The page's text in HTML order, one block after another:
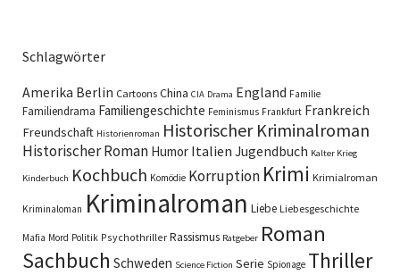
Schlagwörter
Amerika Berlin Cartoons China CIA Drama England Familie
Familiendrama Familiengeschichte Feminismus Frankfurt Frankreich
Freundschaft Historienroman Historischer Kriminalroman
Historischer Roman Humor Italien Jugendbuch Kalter Krieg
Kinderbuch Kochbuch Komödie Korruption Krimi Krimialroman
Kriminaloman Kriminalroman Liebe Liebesgeschichte
Mafia Mord Politik Psychothriller Rassismus Ratgeber Roman
Sachbuch Schweden Science Fiction Serie Spionage Thriller